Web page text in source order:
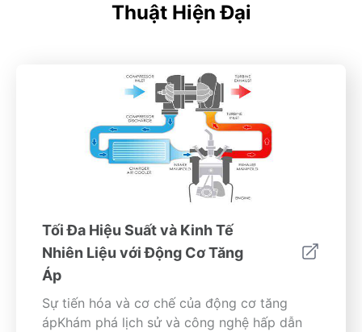
Thuật Hiện Đại
Tối Đa Hiệu Suất và Kinh Tế
Nhiên Liệu với Động Cơ Tăng
Áp
Sự tiến hóa và cơ chế của động cơ tăng
ápKhám phá lịch sử và công nghệ hấp dẫn